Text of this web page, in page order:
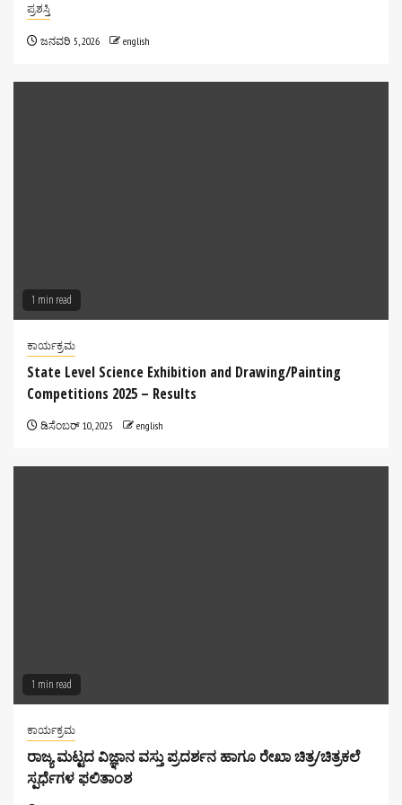
ಪ್ರಶಸ್ತಿ
ಜನವರಿ 5, 2026 english
1 min read
ಕಾರ್ಯಕ್ರಮ
State Level Science Exhibition and Drawing/Painting
Competitions 2025 – Results
ಡಿಸೆಂಬರ್ 10, 2025 english
1 min read
ಕಾರ್ಯಕ್ರಮ
ರಾಜ್ಯ ಮಟ್ಟದ ವಿಜ್ಞಾನ ವಸ್ತು ಪ್ರದರ್ಶನ ಹಾಗೂ ರೇಖಾ ಚಿತ್ರ/ಚಿತ್ರಕಲೆ
ಸ್ಪರ್ಧೆಗಳ ಫಲಿತಾಂಶ